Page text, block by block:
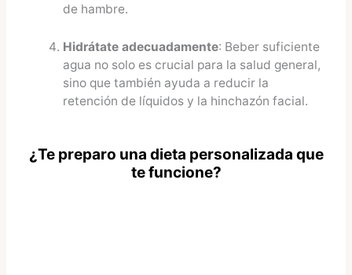
de hambre.
Hidrátate adecuadamente: Beber suficiente
agua no solo es crucial para la salud general,
sino que también ayuda a reducir la
retención de líquidos y la hinchazón facial.
¿Te preparo una dieta personalizada que
te funcione?